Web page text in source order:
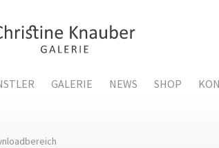
GALERIE NEWS SHOP